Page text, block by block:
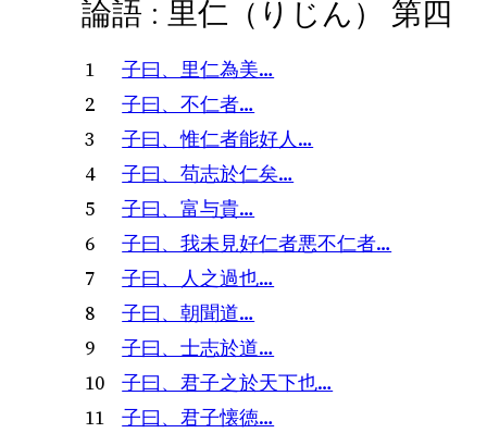
論語 : 里仁（りじん） 第四
1
子曰、里仁為美…
2
子曰、不仁者…
3
子曰、惟仁者能好人…
4
子曰、苟志於仁矣…
5
子曰、富与貴…
6
子曰、我未見好仁者悪不仁者…
7
子曰、人之過也…
8
子曰、朝聞道…
9
子曰、士志於道…
10
子曰、君子之於天下也…
11
子曰、君子懐徳…